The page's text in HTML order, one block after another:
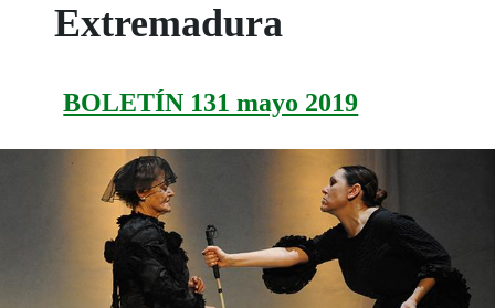
Extremadura
BOLETÍN 131 mayo 2019